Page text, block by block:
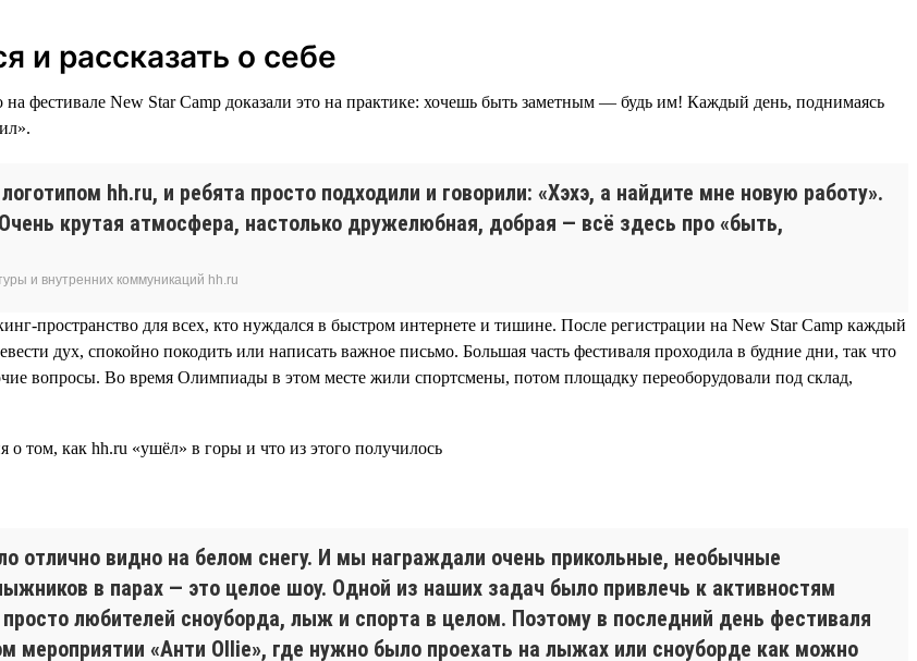
и рассказать о себе
фестивале New Star Camp доказали это на практике: хочешь быть заметным — будь им! Каждый день, поднимаясь
hh.ru, и ребята просто подходили и говорили: «Хэхэ, а найдите мне новую работу».
крутая атмосфера, настолько дружелюбная, добрая — всё здесь про «быть,
и внутренних коммуникаций hh.ru
пространство для всех, кто нуждался в быстром интернете и тишине. После регистрации на New Star Camp каждый
дух, спокойно покодить или написать важное письмо. Большая часть фестиваля проходила в будние дни, так что
вопросы. Во время Олимпиады в этом месте жили спортсмены, потом площадку переоборудовали под склад,
отлично видно на белом снегу. И мы награждали очень прикольные, необычные
в парах — это целое шоу. Одной из наших задач было привлечь к активностям
любителей сноуборда, лыж и спорта в целом. Поэтому в последний день фестиваля
мероприятии «Анти Ollie», где нужно было проехать на лыжах или сноуборде как можно